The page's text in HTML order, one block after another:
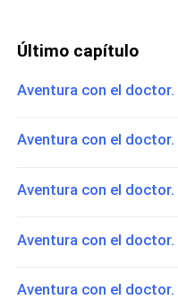
Último capítulo
Aventura con el
Aventura con el
Aventura con el
Aventura con el
Aventura con el